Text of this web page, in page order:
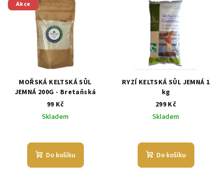
Akce
MOŘSKÁ KELTSKÁ SŮL
JEMNÁ 200G - Bretaňská
99 Kč
Skladem
hodnocení
produktu
Do košíku
RYZÍ KELTSKÁ SŮL JEMNÁ 1
kg
299 Kč
Skladem
hodnocení
produktu
Do košíku